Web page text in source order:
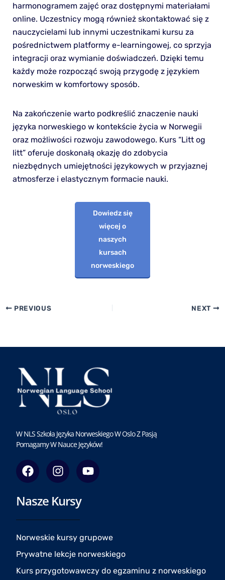
harmonogramem zajęć oraz dostępnymi materiałami
online. Uczestnicy mogą również skontaktować się z
nauczycielami lub innymi uczestnikami kursu za
pośrednictwem platformy e-learningowej, co sprzyja
integracji oraz wymianie doświadczeń. Dzięki temu
każdy może rozpocząć swoją przygodę z językiem
norweskim w komfortowy sposób.
Na zakończenie warto podkreślić znaczenie nauki
języka norweskiego w kontekście życia w Norwegii
oraz możliwości rozwoju zawodowego. Kurs “Litt og
litt” oferuje doskonałą okazję do zdobycia
niezbędnych umiejętności językowych w przyjaznej
atmosferze i elastycznym formacie nauki.
Dowiedz się
więcej o
naszych
kursach
norweskiego
PREVIOUS NEXT
W NLS Szkoła Języka Norweskiego W Oslo Z Pasją
Pomagamy W Nauce Języków!
F
a
c
e
o
o
I
n
s
t
g
r
a
m
Y
o
u
e
Nasze Kursy
Norweskie kursy grupowe
Prywatne lekcje norweskiego
Kurs przygotowawczy do egzaminu z norweskiego